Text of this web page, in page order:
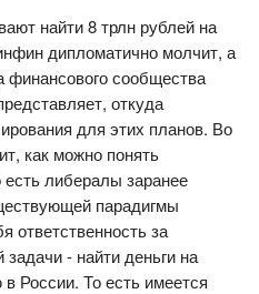
найти 8 трлн рублей на
дипломатично молчит, а
сообщества
откуда
для этих планов. Во
как можно понять
либералы заранее
парадигмы
ответственность за
- найти деньги на
России. То есть имеется